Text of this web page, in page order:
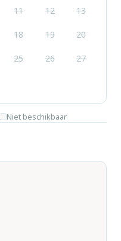
11 12 13
18 19 20
25 26 27
Niet beschikbaar